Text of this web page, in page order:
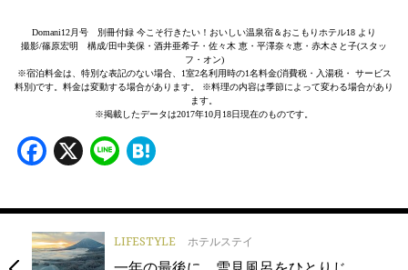
Domani12月号 別冊付録 今こそ行きたい！おいしい温泉宿＆おこもりホテル18 より
撮影/篠原宏明 構成/田中美保・酒井亜希子・佐々木 恵・平澤奈々恵・赤木さと子(スタッ
フ・オン)
※宿泊料金は、特別な表記のない場合、1室2名利用時の1名料金(消費税・入湯税・ サービス
料別)です。料金は変動する場合があります。 ※料理の内容は季節によって変わる場合があり
ます。
※掲載したデータは2017年10月18日現在のものです。
Facebook
X Line
LIFESTYLE ホテルステイ